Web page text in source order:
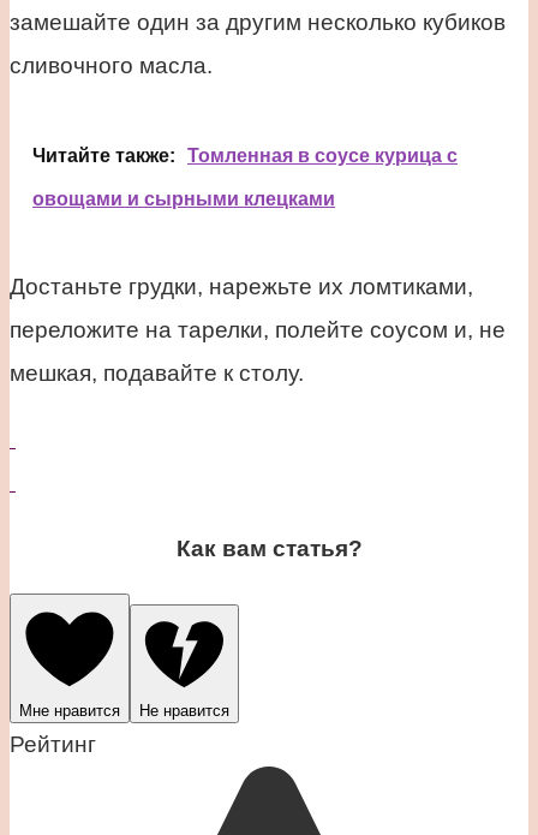
замешайте один за другим несколько кубиков
сливочного масла.
Читайте также: Томленная в соусе курица с
овощами и сырными клецками
Достаньте грудки, нарежьте их ломтиками,
переложите на тарелки, полейте соусом и, не
мешкая, подавайте к столу.
Как вам статья?
Мне нравится Не нравится
Рейтинг